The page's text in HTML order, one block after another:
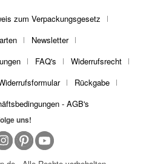
zum Verpackungsgesetz
Newsletter
FAQ's
Widerrufsrecht
Rückgabe
- AGB's
uns!